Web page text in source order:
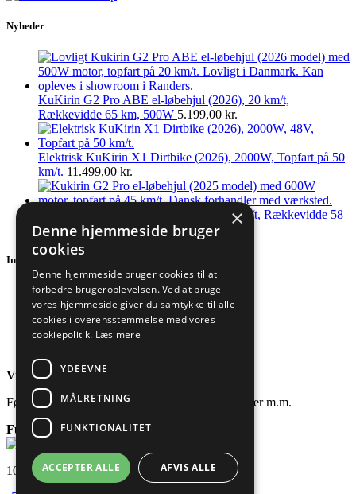
Nyheder
KuKirin G2 Pro ABE el-løbehjul (2026), 20 km/t,
Rækkevidde 65 km, 500W 5.199,00 kr.
Elektrisk KuKirin X1 Dirtbike (2026), 2000W, Topfart på 50
km/t. 11.499,00 kr.
KuKirin G2 Pro el-løbehjul (2025), 45 km/t, Rækkevidde 58
km, 600W 5.199,00kr.
Information
Handelsbetingelser
Persondatapolitik
Fortrydelsesret
Reklamationer
Vi er også sociale!
Følg os og få nyeste nyheder, deltag i konkurrencer m.m.
FunWheels.dk| CVR: 45836541
100% dansk e-mærket webshop
×
Denne hjemmeside bruger
cookies
Denne hjemmeside bruger cookies til at
forbedre brugeroplevelsen. Ved at bruge
vores hjemmeside giver du samtykke til alle
cookies i overensstemmelse med vores
cookiepolitik. Læs mere
YDEEVNE
MÅLRETNING
FUNKTIONALITET
ACCEPTER ALLE AFVIS ALLE